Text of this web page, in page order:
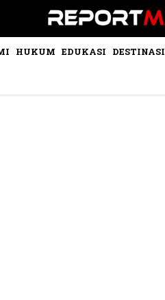
HUKUM EDUKASI DESTINASI